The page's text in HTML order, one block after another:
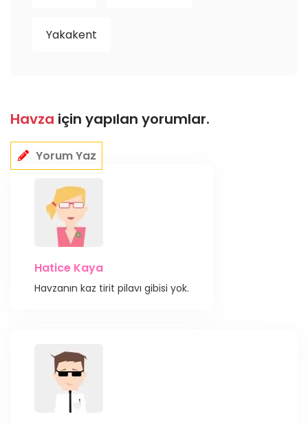
Yakakent
Havza için yapılan yorumlar.
Yorum Yaz
Hatice Kaya
Havzanın kaz tirit pilavı gibisi yok.